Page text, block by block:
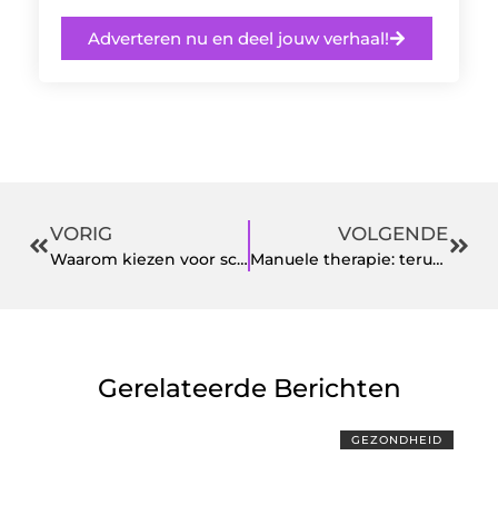
Adverteren nu en deel jouw verhaal!
VORIG
Waarom kiezen voor scholte op reimer: jouw partner in de bouw
VOLGENDE
Manuele therapie: terug naar een soepel en sterk lichaam
Gerelateerde Berichten
GEZONDHEID